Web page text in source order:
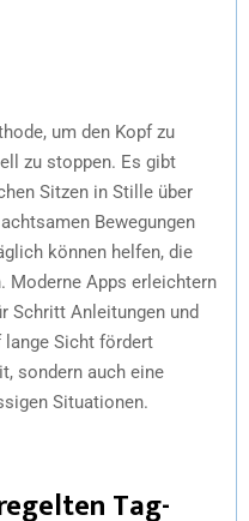
um den Kopf zu
zu stoppen. Es gibt
Sitzen in Stille über
Bewegungen
können helfen, die
Moderne Apps erleichtern
Schritt Anleitungen und
lange Sicht fördert
sondern auch eine
Situationen.
Tag-